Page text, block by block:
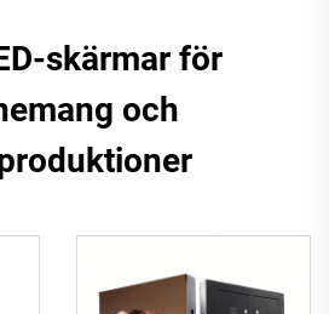
skärmar för
och